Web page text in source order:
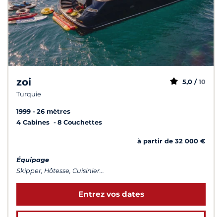
zoi
Turquie
5,0 / 10
1999
26 mètres
4 Cabines
8 Couchettes
à partir de 32 000 €
Équipage
Skipper, Hôtesse, Cuisinier...
Entrez vos dates